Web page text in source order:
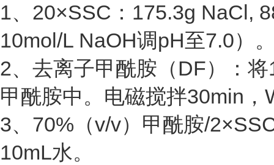
1、20×SSC：175.3g NaCl,
10mol/L NaOH调pH至7.0）
2、去离子甲酰胺（DF）：
甲酰胺中。电磁搅拌30min
3、70%（v/v）甲酰胺/
10mL水。